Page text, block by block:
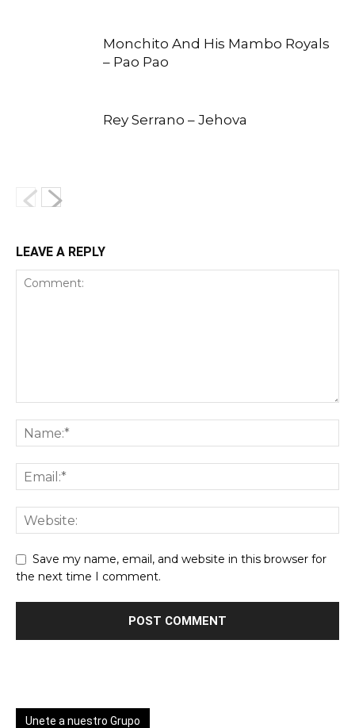
Monchito And His Mambo Royals
– Pao Pao
Rey Serrano – Jehova
LEAVE A REPLY
Save my name, email, and website in this browser for
the next time I comment.
Unete a nuestro Grupo